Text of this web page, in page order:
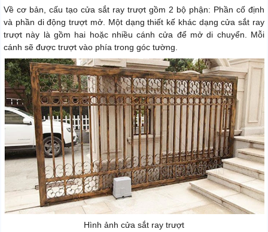
Về cơ bản, cấu tạo cửa sắt ray trượt gồm 2 bộ phận: Phần cố định
và phần di động trượt mở. Một dạng thiết kế khác dạng cửa sắt ray
trượt này là gồm hai hoặc nhiều cánh cửa để mở di chuyển. Mỗi
cánh sẽ được trượt vào phía trong góc tường.
Hình ảnh cửa sắt ray trượt